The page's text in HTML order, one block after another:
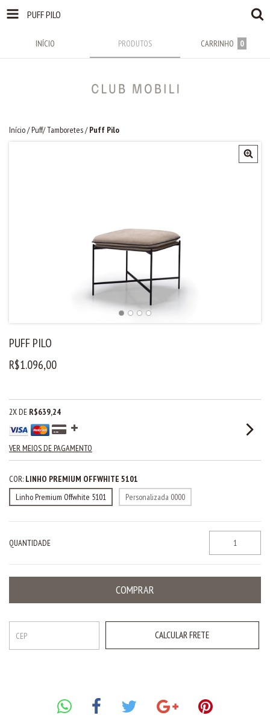
PUFF PILO
INÍCIO PRODUTOS CARRINHO 0
Início/Puff/ Tamboretes/ Puff Pilo
PUFF PILO
R$1.096,00
2X DE R$639,24
VER MEIOS DE PAGAMENTO
COR: LINHO PREMIUM OFFWHITE 5101
Linho Premium Offwhite 5101
Personalizada 0000
QUANTIDADE
CALCULAR FRETE